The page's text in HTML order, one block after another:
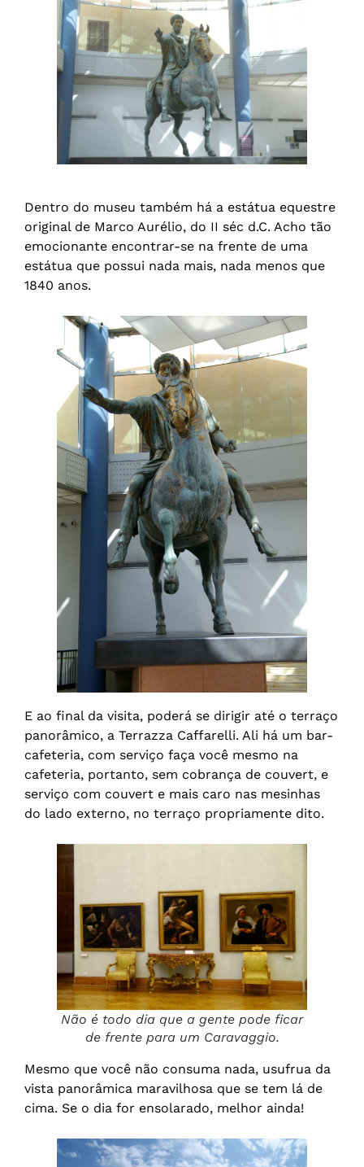
Dentro do museu também há a estátua equestre
original de Marco Aurélio, do II séc d.C. Acho tão
emocionante encontrar-se na frente de uma
estátua que possui nada mais, nada menos que
1840 anos.
E ao final da visita, poderá se dirigir até o terraço
panorâmico, a Terrazza Caffarelli. Ali há um bar-
cafeteria, com serviço faça você mesmo na
cafeteria, portanto, sem cobrança de couvert, e
serviço com couvert e mais caro nas mesinhas
do lado externo, no terraço propriamente dito.
Não é todo dia que a gente pode ficar
de frente para um Caravaggio.
Mesmo que você não consuma nada, usufrua da
vista panorâmica maravilhosa que se tem lá de
cima. Se o dia for ensolarado, melhor ainda!